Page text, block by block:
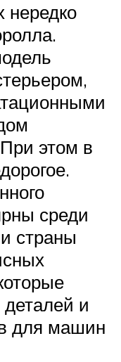
нередко
этом в
среди
страны
и
для машин